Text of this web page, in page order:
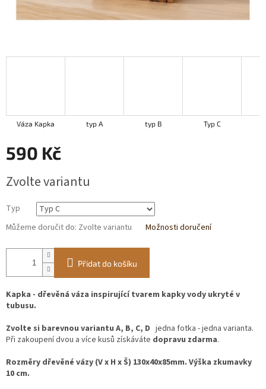
Váza Kapka typ A typ B Typ C
590 Kč
cena:
Zvolte variantu
Typ
Můžeme doručit do: Zvolte variantu Možnosti doručení
Přidat do košíku
Kapka - dřevěná váza inspirující tvarem kapky vody ukryté v
tubusu.
Zvolte si barevnou variantu A, B, C, D jedna fotka - jedna varianta.
Při zakoupení dvou a více kusů získáváte dopravu zdarma.
Rozměry dřevěné vázy (V x H x Š) 130x40x85mm. Výška zkumavky
10 cm.